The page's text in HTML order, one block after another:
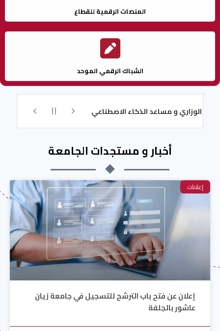
المنصات الرقمية للقطاع
الشباك الرقمي الموحد
و مساعد الذكاء الاصطناعي للتسجيل تكوين اللغة الإنجليزية
أخبار و مستجدات الجامعة
إعلانات
إعلان عن فتح باب الترشح للتسجيل في جامعة زيان
عاشور بالجلفة